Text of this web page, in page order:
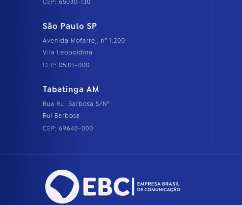
CEP: 65030-130
São Paulo SP
Avenida Mofarrej, nº 1.200
Vila Leopoldina
CEP: 05311-000
Tabatinga AM
Rua Rui Barbosa S/Nº
Rui Barbosa
CEP: 69640-000